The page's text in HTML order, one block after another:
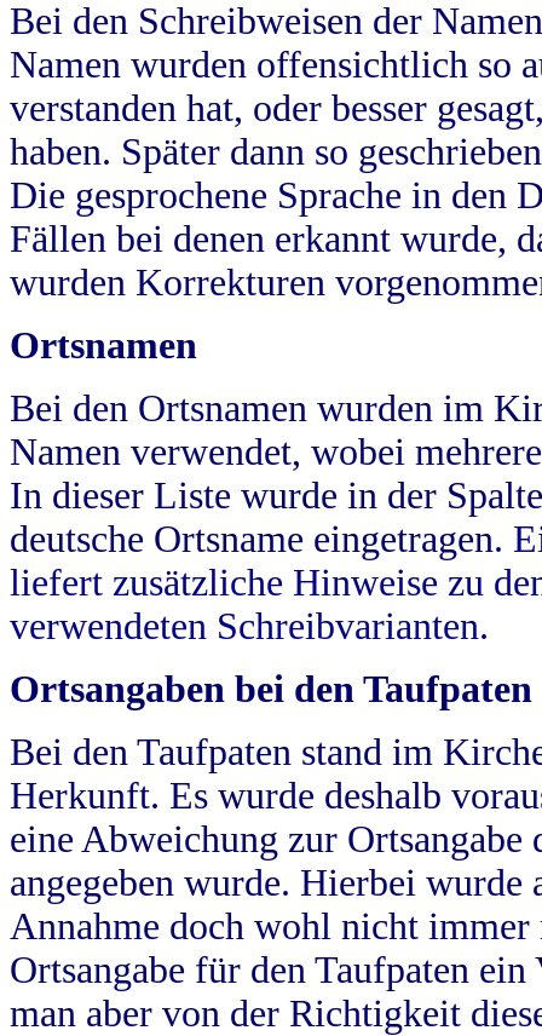
Bei den Schreibweisen der
Namen wurden offensichtlich so
verstanden hat, oder besser
haben. Später dann so
Die gesprochene Sprache in
Fällen bei denen erkannt wurde,
wurden Korrekturen
Ortsnamen
Bei den Ortsnamen wurden im
Namen verwendet, wobei
In dieser Liste wurde in der
deutsche Ortsname eingetragen.
liefert zusätzliche Hinweise zu
verwendeten Schreibvarianten.
Ortsangaben bei den Taufpaten
Bei den Taufpaten stand im
Herkunft. Es wurde deshalb
eine Abweichung zur
angegeben wurde. Hierbei wurde
Annahme doch wohl nicht
Ortsangabe für den Taufpaten
man aber von der Richtigkeit